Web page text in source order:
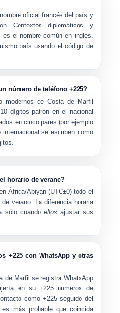
oficial francés del país y
Contextos diplomáticos y
es el nombre común en inglés.
país usando el código de
número de teléfono +225?
modernos de Costa de Marfil
10 dígitos patrón en el nacional
en cinco pares (por ejemplo
internacional se escriben como
horario de verano?
África/Abiyán (UTC±0) todo el
verano. La diferencia horaria
sólo cuandoellos ajustar sus
+225 con WhatsApp y otras
de Marfil se registra WhatsApp
en su +225 numeros de
como +225 seguido del
es más probable que coincida